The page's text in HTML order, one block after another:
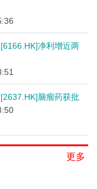
净利增近两
脑瘤药获批
更多